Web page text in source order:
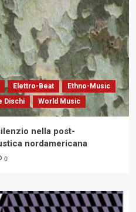
Elettro-Beat
Ethno-Music
Dischi World Music
nella post-
nordamericana
0